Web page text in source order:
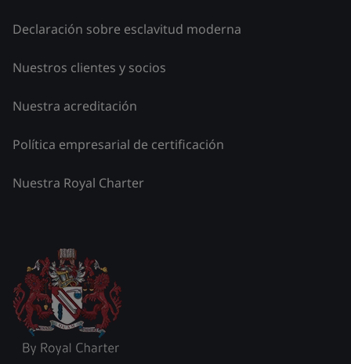
Declaración sobre esclavitud moderna
Nuestros clientes y socios
Nuestra acreditación
Política empresarial de certificación
Nuestra Royal Charter